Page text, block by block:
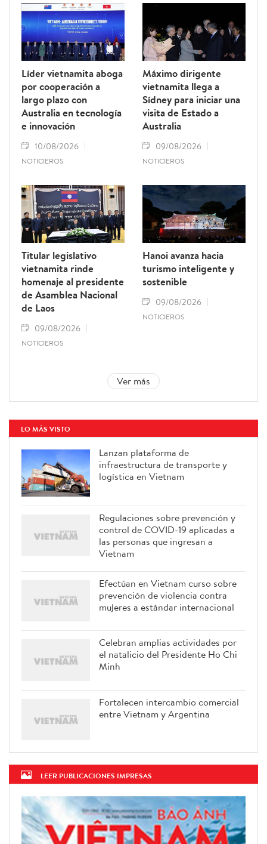
Líder vietnamita aboga
por cooperación a
largo plazo con
Australia en tecnología
e innovación
10/08/2026
NOTICIEROS
Máximo dirigente
vietnamita llega a
Sídney para iniciar una
visita de Estado a
Australia
09/08/2026
NOTICIEROS
Titular legislativo
vietnamita rinde
homenaje al presidente
de Asamblea Nacional
de Laos
09/08/2026
NOTICIEROS
Hanoi avanza hacia
turismo inteligente y
sostenible
09/08/2026
NOTICIEROS
Ver más
LO MÁS VISTO
Lanzan plataforma de
infraestructura de transporte y
logística en Vietnam
Regulaciones sobre prevención y
control de COVID-19 aplicadas a
las personas que ingresan a
Vietnam
Efectúan en Vietnam curso sobre
prevención de violencia contra
mujeres a estándar internacional
Celebran amplias actividades por
el natalicio del Presidente Ho Chi
Minh
Fortalecen intercambio comercial
entre Vietnam y Argentina
LEER PUBLICACIONES IMPRESAS